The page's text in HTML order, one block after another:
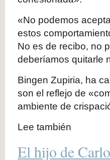
«No podemos
estos
No es de recibo, no
deberíamos quitarle
Bingen Zupiria, ha
son el reflejo de
ambiente de
Lee también
El hijo de